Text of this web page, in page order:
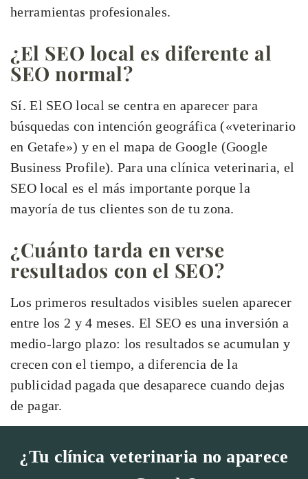
herramientas profesionales.
¿El SEO local es diferente al
SEO normal?
Sí. El SEO local se centra en aparecer para
búsquedas con intención geográfica («veterinario
en Getafe») y en el mapa de Google (Google
Business Profile). Para una clínica veterinaria, el
SEO local es el más importante porque la
mayoría de tus clientes son de tu zona.
¿Cuánto tarda en verse
resultados con el SEO?
Los primeros resultados visibles suelen aparecer
entre los 2 y 4 meses. El SEO es una inversión a
medio-largo plazo: los resultados se acumulan y
crecen con el tiempo, a diferencia de la
publicidad pagada que desaparece cuando dejas
de pagar.
¿Tu clínica veterinaria no aparece